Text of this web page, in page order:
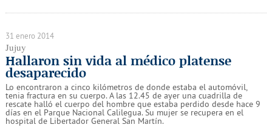
31 enero 2014
Jujuy
Hallaron sin vida al médico platense
desaparecido
Lo encontraron a cinco kilómetros de donde estaba el automóvil,
tenia fractura en su cuerpo. A las 12.45 de ayer una cuadrilla de
rescate halló el cuerpo del hombre que estaba perdido desde hace 9
días en el Parque Nacional Calilegua. Su mujer se recupera en el
hospital de Libertador General San Martín.